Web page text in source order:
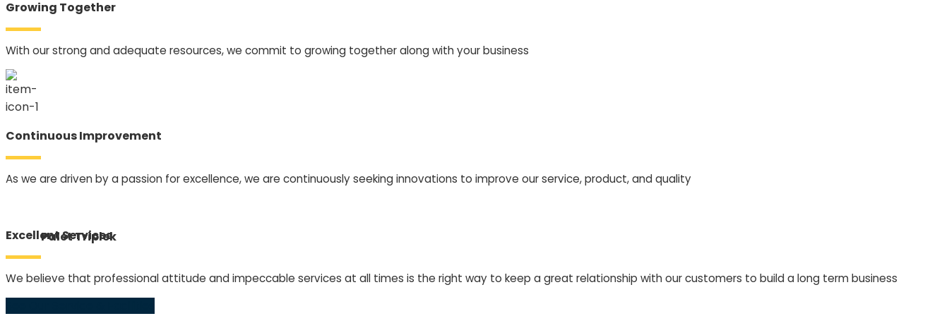
Palet Triplek
Growing Together
With our strong and adequate resources, we commit to growing together along with your business
Continuous Improvement
As we are driven by a passion for excellence, we are continuously seeking innovations to improve our service, product, and quality
Excellent Services
We believe that professional attitude and impeccable services at all times is the right way to keep a great relationship with our customers to build a long term business